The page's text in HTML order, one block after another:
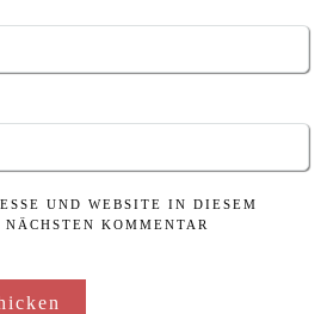
UND WEBSITE IN DIESEM
KOMMENTAR